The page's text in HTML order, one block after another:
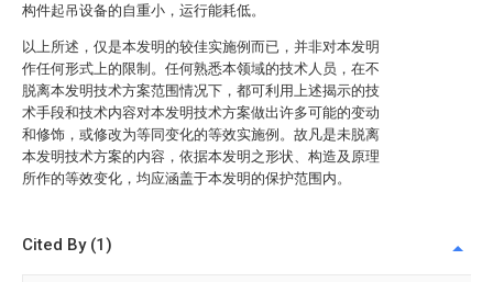
构件起吊设备的自重小，运行能耗低。
以上所述，仅是本发明的较佳实施例而已，并非对本发明
作任何形式上的限制。任何熟悉本领域的技术人员，在不
脱离本发明技术方案范围情况下，都可利用上述揭示的技
术手段和技术内容对本发明技术方案做出许多可能的变动
和修饰，或修改为等同变化的等效实施例。故凡是未脱离
本发明技术方案的内容，依据本发明之形状、构造及原理
所作的等效变化，均应涵盖于本发明的保护范围内。
Cited By (1)